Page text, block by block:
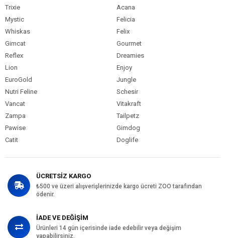
Trixie
Acana
Mystic
Felicia
Whiskas
Felix
Gimcat
Gourmet
Reflex
Dreamies
Lion
Enjoy
EuroGold
Jungle
Nutri Feline
Schesir
Vancat
Vitakraft
Zampa
Tailpetz
Pawise
Gimdog
Catit
Doglife
ÜCRETSİZ KARGO
₺500 ve üzeri alışverişlerinizde kargo ücreti ZOO tarafından
ödenir.
İADE VE DEĞİŞİM
Ürünleri 14 gün içerisinde iade edebilir veya değişim
yapabilirsiniz.